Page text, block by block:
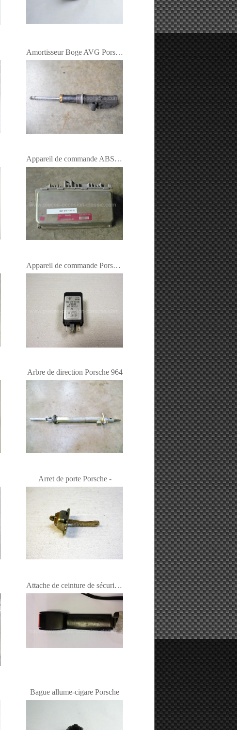
Amortisseur Boge AVG Porsche 964
Appareil de commande ABS Porsche 964 C4
Appareil de commande Porsche 964 et 993
Arbre de direction Porsche 964
Arret de porte Porsche -
Attache de ceinture de sécurité Porsche
Bague allume-cigare Porsche